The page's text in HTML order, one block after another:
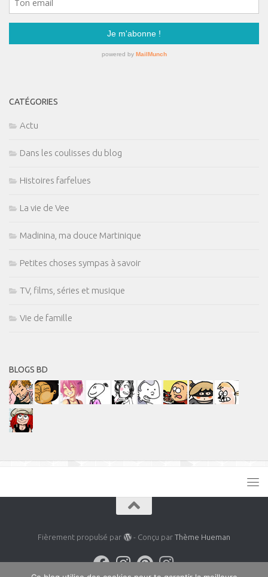
CATÉGORIES
Actu
Dans les coulisses du blog
Histoires farfelues
La vie de Vee
Madinina, ma douce Martinique
Petites choses sympas à savoir
TV, films, séries et musique
Vie de famille
BLOGS BD
Fièrement propulsé par - Conçu par Thème Hueman